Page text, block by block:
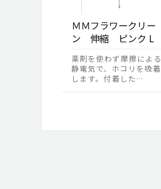
ＭＭフラワークリー
ン 伸縮 ピンク L
薬剤を使わず摩擦による
静電気で、ホコリを吸着
します。付着した…